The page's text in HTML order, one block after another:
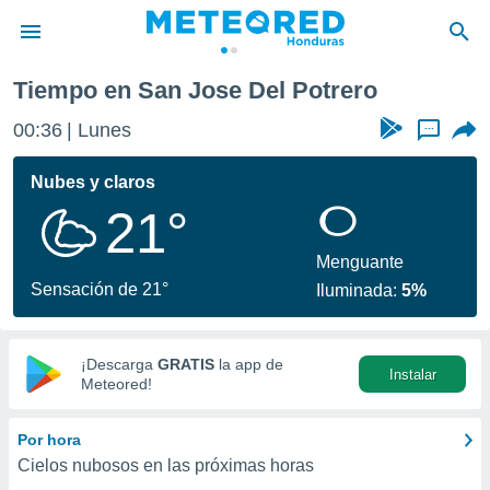
de
ha sido
calidad.
a este
las
y
digital
basada
Tiempo en San Jose Del Potrero
00:36 Lunes ...
Nubes y claros
21°
Sensación de 21°
Menguante
Iluminada:5%
¡Descarga GRATIS la app de
Meteored!
Instalar
Por hora
Cielos nubosos en las próximas horas